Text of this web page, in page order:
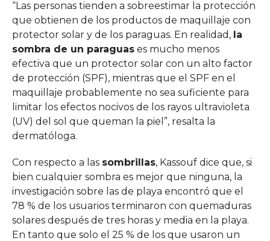
“Las personas tienden a sobreestimar la protección
que obtienen de los productos de maquillaje con
protector solar y de los paraguas. En realidad, la
sombra de un paraguases mucho menos
efectiva que un protector solar con un alto factor
de protección (SPF), mientras que el SPF en el
maquillaje probablemente no sea suficiente para
limitar los efectos nocivos de los rayos ultravioleta
(UV) del sol que queman la piel”, resalta la
dermatóloga.
Con respecto a las sombrillas, Kassouf dice que, si
bien cualquier sombra es mejor que ninguna, la
investigación sobre las de playa encontró que el
78 % de los usuarios terminaron con quemaduras
solares después de tres horas y media en la playa.
En tanto que solo el 25 % de los que usaron un